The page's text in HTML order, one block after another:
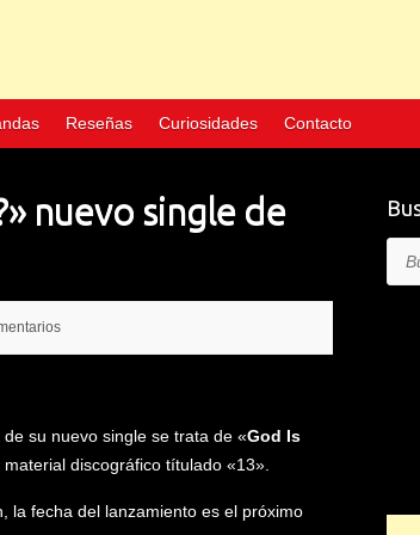
Reseñas Curiosidades Contacto
nuevo single de
su nuevo single se trata de «God Is
discográfico títulado «13».
la fecha del lanzamiento es el próximo